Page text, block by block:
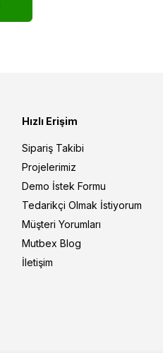
Hızlı Erişim
Sipariş Takibi
Projelerimiz
Demo İstek Formu
Tedarikçi Olmak İstiyorum
Müşteri Yorumları
Mutbex Blog
İletişim